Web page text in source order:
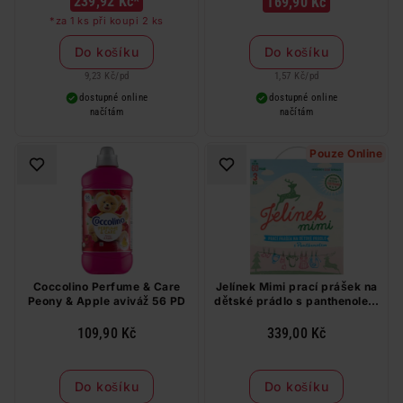
*za 1 ks při koupi 2 ks
Do košíku
9,23 Kč/ pd
dostupné online
načítám
Do košíku
1,57 Kč/ pd
dostupné online
načítám
Coccolino Perfume & Care
Peony & Apple aviváž 56 PD
109,90 Kč
Do košíku
Pouze Online
Jelínek Mimi prací prášek na
dětské prádlo s panthenolem
339,00 Kč
Do košíku